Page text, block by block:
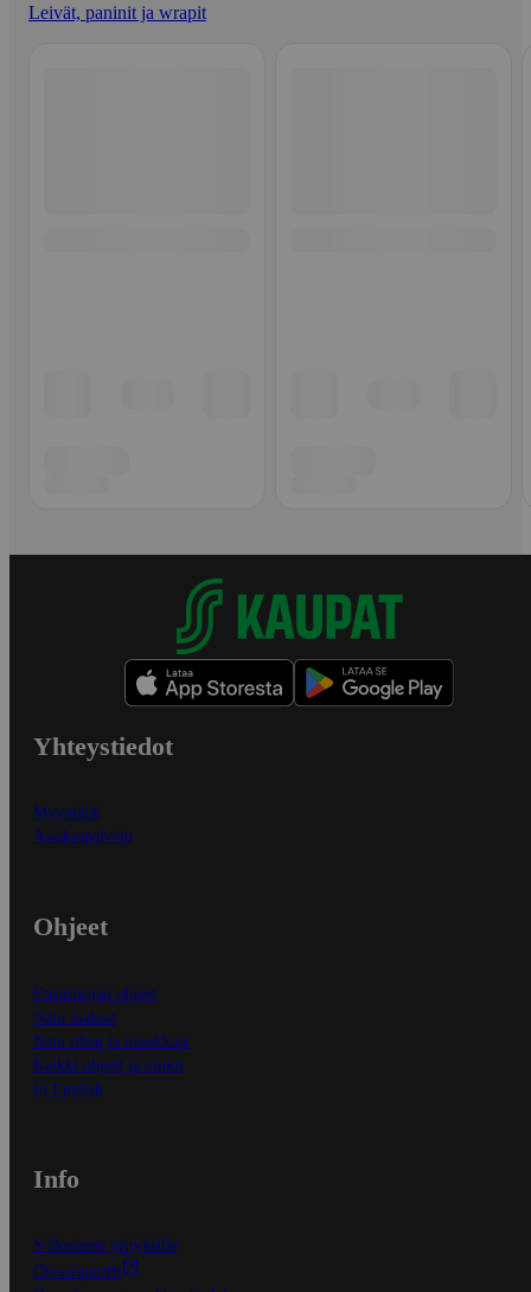
Leivät, paninit ja wrapit
Yhteystiedot
Myymälät
Asiakaspalvelu
Ohjeet
Ensitilaajan ohjeet
Näin maksat
Näin tilaat ja muokkaat
Kaikki ohjeet ja vinkit
In English
Info
S-Business yrityksille
Oiva-raportit